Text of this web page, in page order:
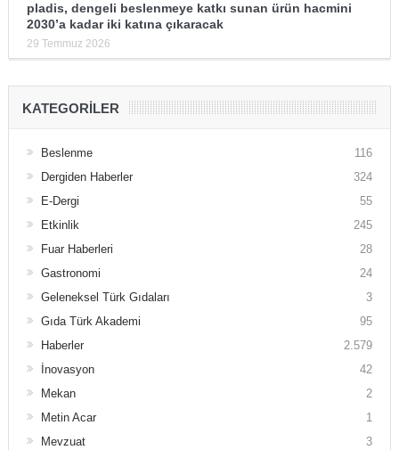
pladis, dengeli beslenmeye katkı sunan ürün hacmini
2030’a kadar iki katına çıkaracak
29 Temmuz 2026
KATEGORILER
Beslenme
116
Dergiden Haberler
324
E-Dergi
55
Etkinlik
245
Fuar Haberleri
28
Gastronomi
24
Geleneksel Türk Gıdaları
3
Gıda Türk Akademi
95
Haberler
2.579
İnovasyon
42
Mekan
2
Metin Acar
1
Mevzuat
3